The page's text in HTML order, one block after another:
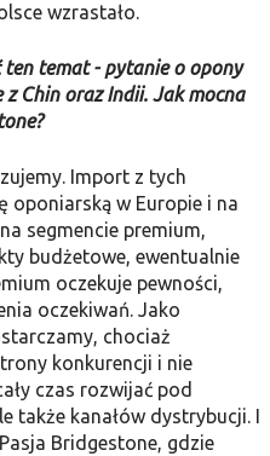
wzrastało.
temat - pytanie o opony
Chin oraz Indii. Jak mocna
Import z tych
oponiarską w Europie i na
segmencie premium,
budżetowe, ewentualnie
oczekuje pewności,
oczekiwań. Jako
chociaż
konkurencji i nie
czas rozwijać pod
także kanałów dystrybucji. I
Bridgestone, gdzie